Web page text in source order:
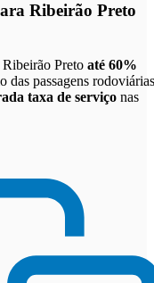
Ribeirão Preto
Preto até 60%
das passagens
taxa de serviço nas